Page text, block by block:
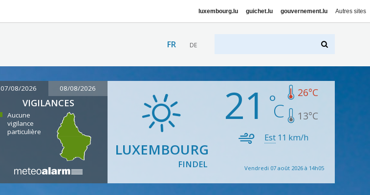
luxembourg.lu guichet.lu gouvernement.lu Autres sites
FR DE
07/08/2026 08/08/2026
VIGILANCES
Aucune
vigilance
particulière
LUXEMBOURG
FINDEL
21 26°C
13°C
Est11 km/h
Vendredi 07 août 2026 à 14h05